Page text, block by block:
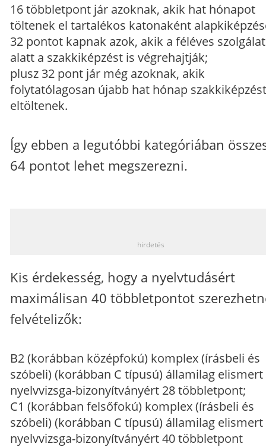
16 többletpont jár azoknak, akik hat hónapot
töltenek el tartalékos katonaként
32 pontot kapnak azok, akik a féléves szolgálat
alatt a szakkiképzést is végrehajtják;
plusz 32 pont jár még azoknak, akik
folytatólagosan újabb hat hónap szakkiképzést
eltöltenek.
Így ebben a legutóbbi kategóriában
64 pontot lehet megszerezni.
hirdetés
Kis érdekesség, hogy a nyelvtudásért
maximálisan 40 többletpontot
felvételizők:
B2 (korábban középfokú) komplex (írásbeli és
szóbeli) (korábban C típusú) államilag elismert
nyelvvizsga-bizonyítványért 28 többletpont;
C1 (korábban felsőfokú) komplex (írásbeli és
szóbeli) (korábban C típusú) államilag elismert
nyelvvizsga-bizonyítványért 40 többletpont